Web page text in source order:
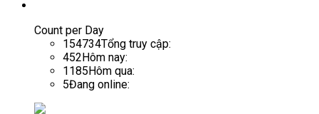
Count per Day
154734Tổng truy cập:
452 Hôm nay:
1185 Hôm qua:
5Đang online: